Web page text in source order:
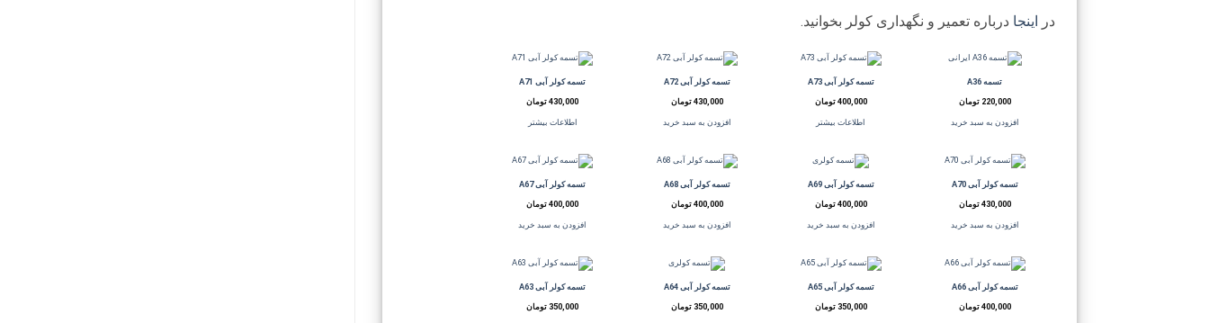
در اینجا درباره تعمیر و نگهداری کولر بخوانید.
تسمه A36
220,000 تومان
افزودن به سبد خرید
تسمه کولر آبی A73
400,000 تومان
اطلاعات بیشتر
تسمه کولر آبی A72
430,000 تومان
افزودن به سبد خرید
تسمه کولر آبی A71
430,000 تومان
اطلاعات بیشتر
تسمه کولر آبی A70
430,000تومان
افزودن به سبد خرید
تسمه کولر آبی A69
400,000 تومان
افزودن به سبد خرید
تسمه کولر آبی A68
400,000 تومان
افزودن به سبد خرید
تسمه کولر آبی A67
400,000 تومان
افزودن به سبد خرید
تسمه کولر آبی A66
400,000تومان
تسمه کولر آبی A65
350,000 تومان
تسمه کولر آبی A64
350,000 تومان
تسمه کولر آبی A63
350,000 تومان